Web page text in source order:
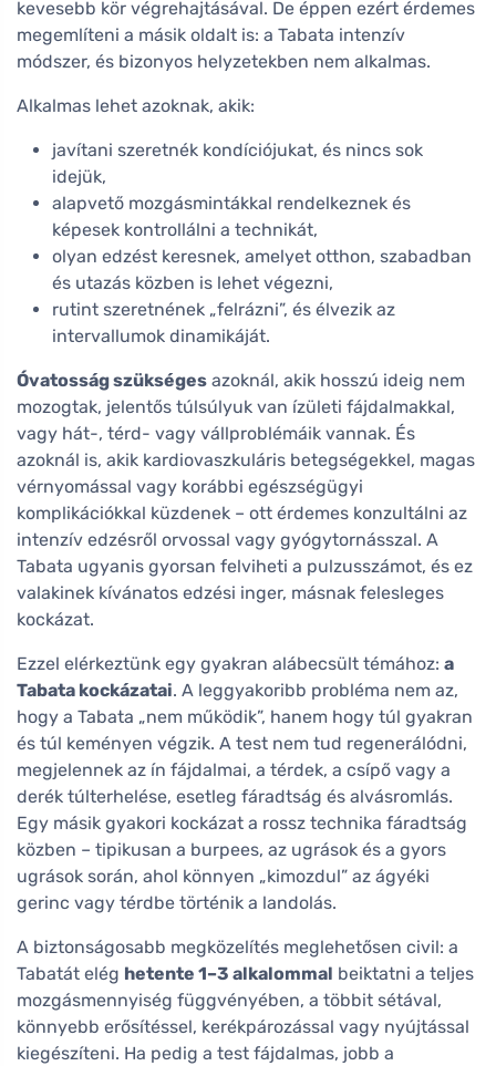
kevesebb kör végrehajtásával. De éppen ezért érdemes
megemlíteni a másik oldalt is: a Tabata intenzív
módszer, és bizonyos helyzetekben nem alkalmas.
Alkalmas lehet azoknak, akik:
javítani szeretnék kondíciójukat, és nincs sok
idejük,
alapvető mozgásmintákkal rendelkeznek és
képesek kontrollálni a technikát,
olyan edzést keresnek, amelyet otthon, szabadban
és utazás közben is lehet végezni,
rutint szeretnének „felrázni”, és élvezik az
intervallumok dinamikáját.
Óvatosság szükséges azoknál, akik hosszú ideig nem
mozogtak, jelentős túlsúlyuk van ízületi fájdalmakkal,
vagy hát-, térd- vagy vállproblémáik vannak. És
azoknál is, akik kardiovaszkuláris betegségekkel, magas
vérnyomással vagy korábbi egészségügyi
komplikációkkal küzdenek – ott érdemes konzultálni az
intenzív edzésről orvossal vagy gyógytornásszal. A
Tabata ugyanis gyorsan felviheti a pulzusszámot, és ez
valakinek kívánatos edzési inger, másnak felesleges
kockázat.
Ezzel elérkeztünk egy gyakran alábecsült témához: a
Tabata kockázatai. A leggyakoribb probléma nem az,
hogy a Tabata „nem működik”, hanem hogy túl gyakran
és túl keményen végzik. A test nem tud regenerálódni,
megjelennek az ín fájdalmai, a térdek, a csípő vagy a
derék túlterhelése, esetleg fáradtság és alvásromlás.
Egy másik gyakori kockázat a rossz technika fáradtság
közben – tipikusan a burpees, az ugrások és a gyors
ugrások során, ahol könnyen „kimozdul” az ágyéki
gerinc vagy térdbe történik a landolás.
A biztonságosabb megközelítés meglehetősen civil: a
Tabatát elég hetente 1–3 alkalommal beiktatni a teljes
mozgásmennyiség függvényében, a többit sétával,
könnyebb erősítéssel, kerékpározással vagy nyújtással
kiegészíteni. Ha pedig a test fájdalmas, jobb a